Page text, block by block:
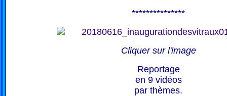
***************
Cliquer sur l'image
Reportage
en 9 vidéos
par thèmes.